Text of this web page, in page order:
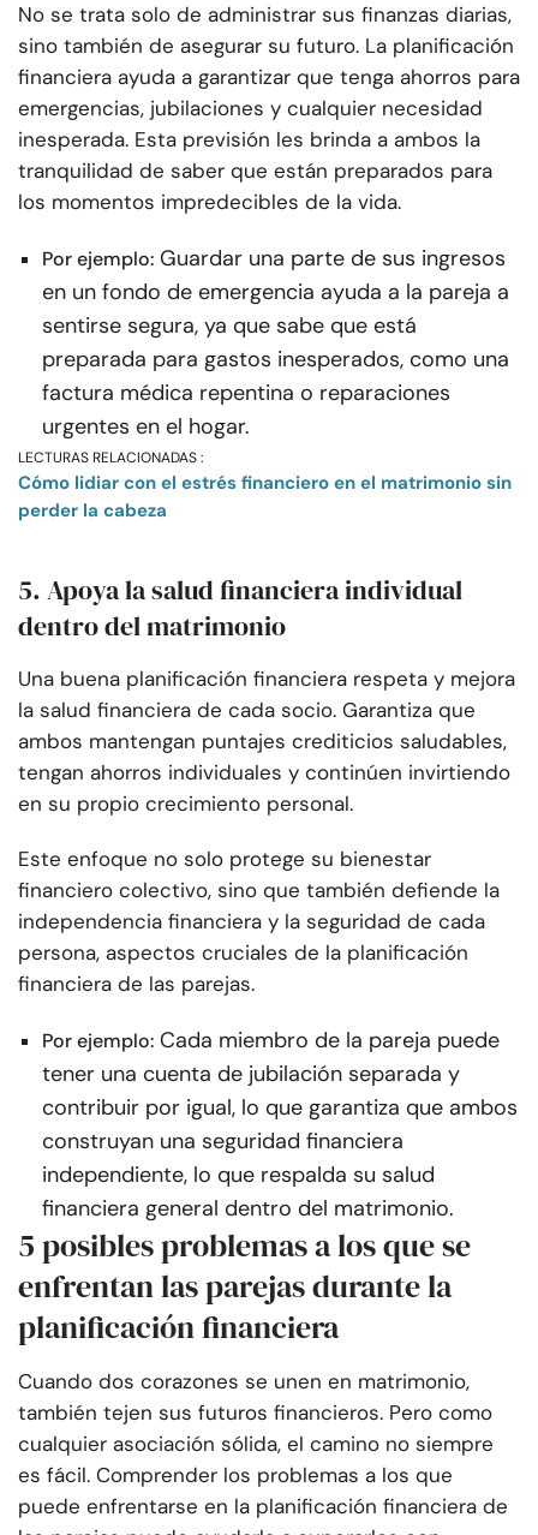
No se trata solo de administrar sus finanzas diarias,
sino también de asegurar su futuro. La planificación
financiera ayuda a garantizar que tenga ahorros para
emergencias, jubilaciones y cualquier necesidad
inesperada. Esta previsión les brinda a ambos la
tranquilidad de saber que están preparados para
los momentos impredecibles de la vida.
Por ejemplo: Guardar una parte de sus ingresos
en un fondo de emergencia ayuda a la pareja a
sentirse segura, ya que sabe que está
preparada para gastos inesperados, como una
factura médica repentina o reparaciones
urgentes en el hogar.
LECTURAS RELACIONADAS :
Cómo lidiar con el estrés financiero en el matrimonio sin
perder la cabeza
5. Apoya la salud financiera individual
dentro del matrimonio
Una buena planificación financiera respeta y mejora
la salud financiera de cada socio. Garantiza que
ambos mantengan puntajes crediticios saludables,
tengan ahorros individuales y continúen invirtiendo
en su propio crecimiento personal.
Este enfoque no solo protege su bienestar
financiero colectivo, sino que también defiende la
independencia financiera y la seguridad de cada
persona, aspectos cruciales de la planificación
financiera de las parejas.
Por ejemplo: Cada miembro de la pareja puede
tener una cuenta de jubilación separada y
contribuir por igual, lo que garantiza que ambos
construyan una seguridad financiera
independiente, lo que respalda su salud
financiera general dentro del matrimonio.
5 posibles problemas a los que se
enfrentan las parejas durante la
planificación financiera
Cuando dos corazones se unen en matrimonio,
también tejen sus futuros financieros. Pero como
cualquier asociación sólida, el camino no siempre
es fácil. Comprender los problemas a los que
puede enfrentarse en la planificación financiera de